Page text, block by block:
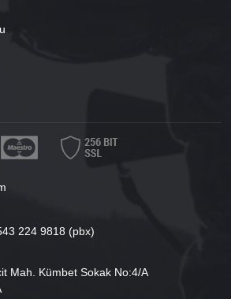
224 9818 (pbx)
Mah. Kümbet Sokak No:4/A